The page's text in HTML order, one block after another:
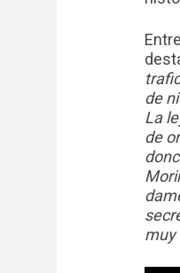
de
La
de
muy